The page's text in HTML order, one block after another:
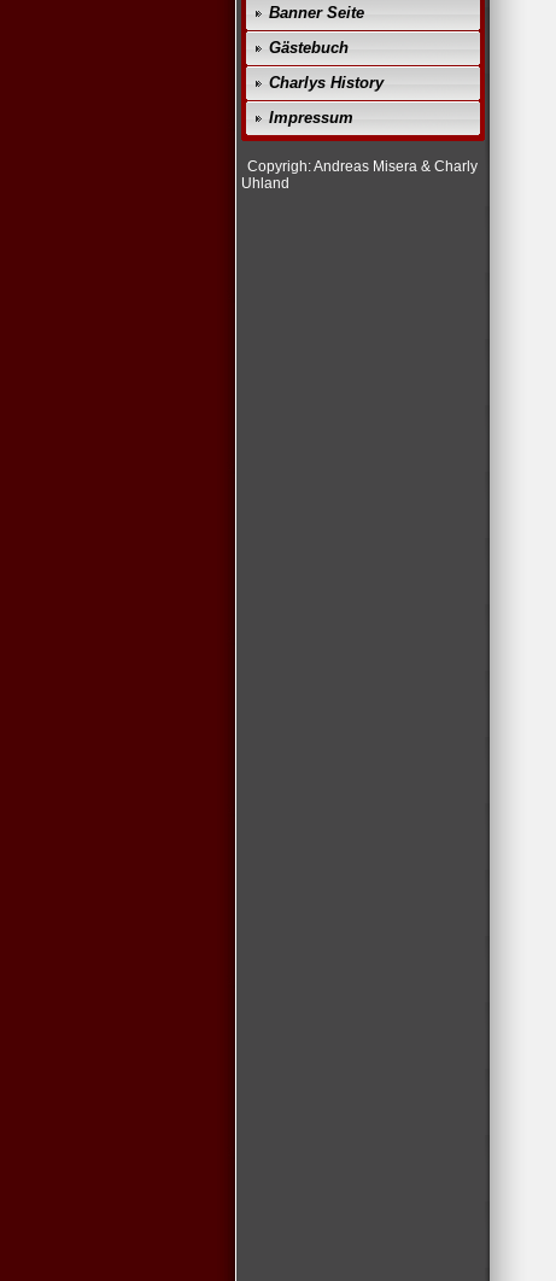
Banner Seite
Gästebuch
Charlys History
Impressum
Copyrigh: Andreas Misera & Charly
Uhland